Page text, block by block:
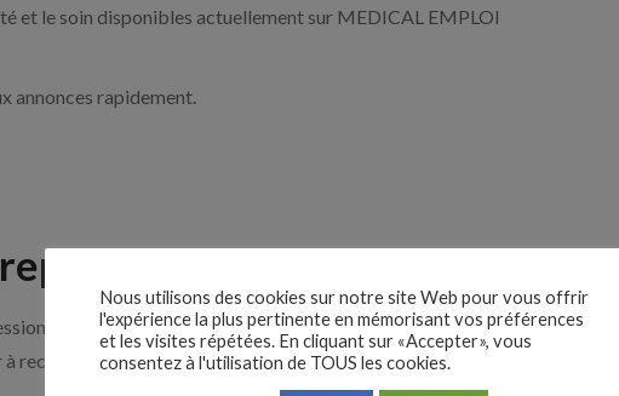
et le soin disponibles actuellement sur MEDICAL EMPLOI
annonces rapidement.
?
de santé par exemple un infirmier, un pharmacien ou encore un
recruter en cliquant sur le bouton ci-dessous.
Nous utilisons des cookies sur notre site Web pour vous offrir
l'expérience la plus pertinente en mémorisant vos préférences
et les visites répétées. En cliquant sur «Accepter», vous
consentez à l'utilisation de TOUS les cookies.